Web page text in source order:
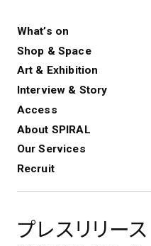
What’s on
Shop & Space
Art & Exhibition
Interview & Story
Access
About SPIRAL
Our Services
Recruit
Spiral
Spiral Market
Exhibition
展覧会やイベント
SPIRALのご紹介
建築について
レンタルスペース
コンサルティング
新卒採用
アルバイト・その他
プレスリリース